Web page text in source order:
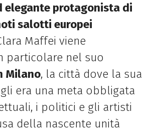
elegante protagonista di
salotti europei
Maffei viene
particolare nel suo
Milano, la città dove la sua
era una meta obbligata
i politici e gli artisti
della nascente unità